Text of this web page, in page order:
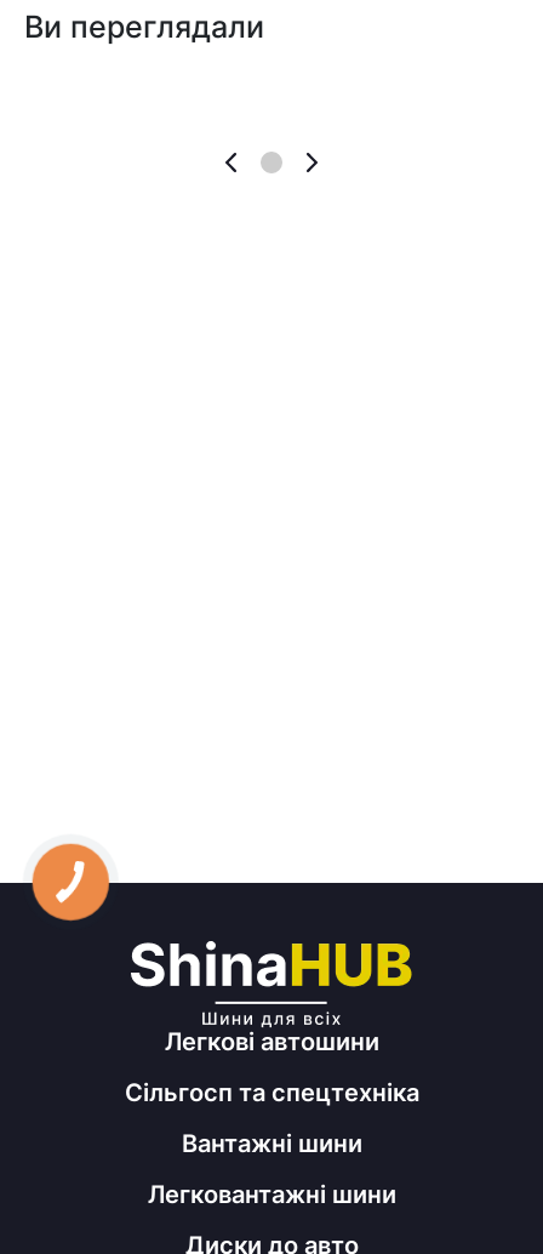
Ви переглядали
Легкові автошини
Сільгосп та спецтехніка
Вантажні шини
Легковантажні шини
Диски до авто